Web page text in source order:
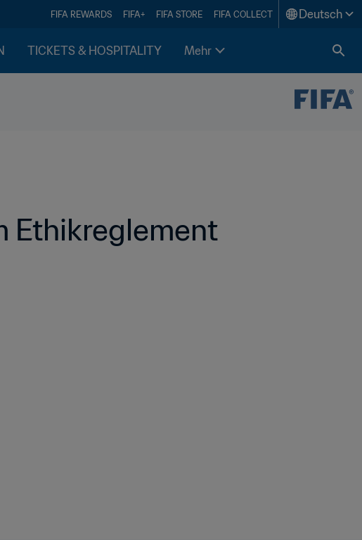
FIFA REWARDS FIFA+ FIFA STORE FIFA COLLECT Deutsch
TICKETS & HOSPITALITY Mehr
Ethikreglement